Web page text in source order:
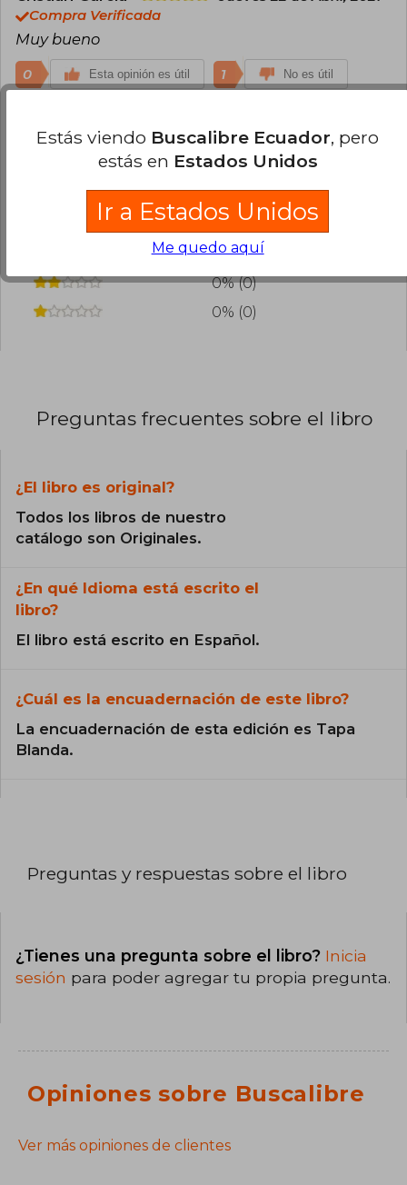
como una de las figuras más queridas y
estudiadas de la historia de la historieta.
Compra Verificada
Muy bueno
0 Esta opinión es útil 1 No es útil
¿Leíste este libro? Inicia sesión
para poder
agregar tu propia evaluación.
33% (1)
67% (2)
0% (0)
0% (0)
0% (0)
Preguntas frecuentes sobre el libro
¿El libro es original?
Todos los libros de nuestro
catálogo son Originales.
¿En qué Idioma está escrito el
libro?
El libro está escrito en Español.
¿Cuál es la encuadernación de este libro?
La encuadernación de esta edición es Tapa
Blanda.
Preguntas y respuestas sobre el libro
¿Tienes una pregunta sobre el libro? Inicia
sesión para poder agregar tu propia pregunta.
Opiniones sobre Buscalibre
Ver más opiniones de clientes
Estás viendo Buscalibre Ecuador, pero
estás en Estados Unidos
Ir a Estados Unidos
Me quedo aquí